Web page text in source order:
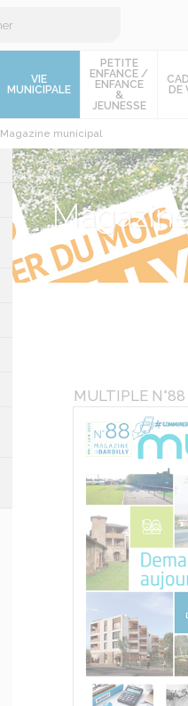
VIE
MUNICIPALE
PETITE
ENFANCE /
ENFANCE
&
JEUNESSE
DE
Magazine municipal
MULTIPLE N°88